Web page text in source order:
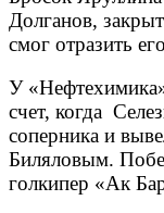
Долганов,
смог отразить
У
счет, когда
соперника и
Биляловым.
голкипер «Ак